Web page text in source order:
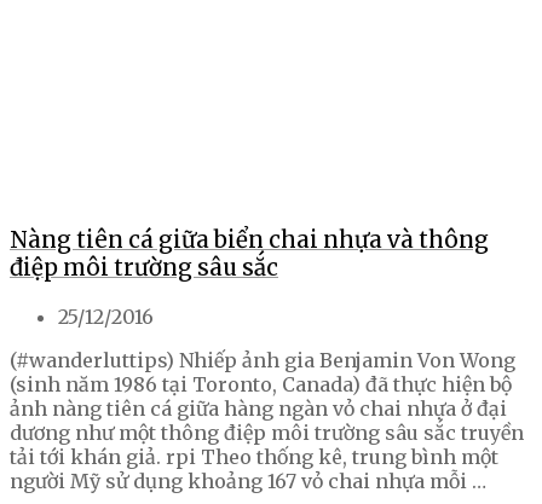
Nàng tiên cá giữa biển chai nhựa và thông
điệp môi trường sâu sắc
25/12/2016
(#wanderluttips) Nhiếp ảnh gia Benjamin Von Wong
(sinh năm 1986 tại Toronto, Canada) đã thực hiện bộ
ảnh nàng tiên cá giữa hàng ngàn vỏ chai nhựa ở đại
dương như một thông điệp môi trường sâu sắc truyền
tải tới khán giả. rpi Theo thống kê, trung bình một
người Mỹ sử dụng khoảng 167 vỏ chai nhựa mỗi …